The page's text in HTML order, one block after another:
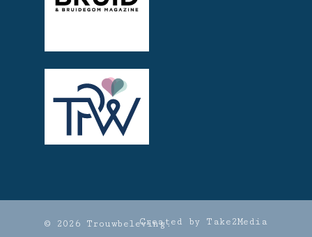
© 2026 Trouwbeleving.Created by Take2Media